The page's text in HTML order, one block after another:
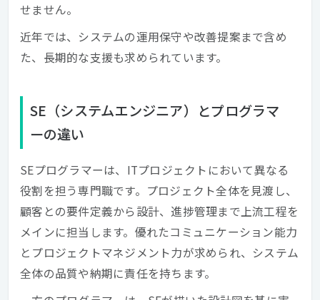
せません。
近年では、システムの運用保守や改善提案まで含め
た、長期的な支援も求められています。
SE（システムエンジニア）とプログラマ
ーの違い
SEプログラマーは、ITプロジェクトにおいて異なる
役割を担う専門職です。プロジェクト全体を見渡し、
顧客との要件定義から設計、進捗管理まで上流工程を
メインに担当します。優れたコミュニケーション能力
とプロジェクトマネジメント力が求められ、システム
全体の品質や納期に責任を持ちます。